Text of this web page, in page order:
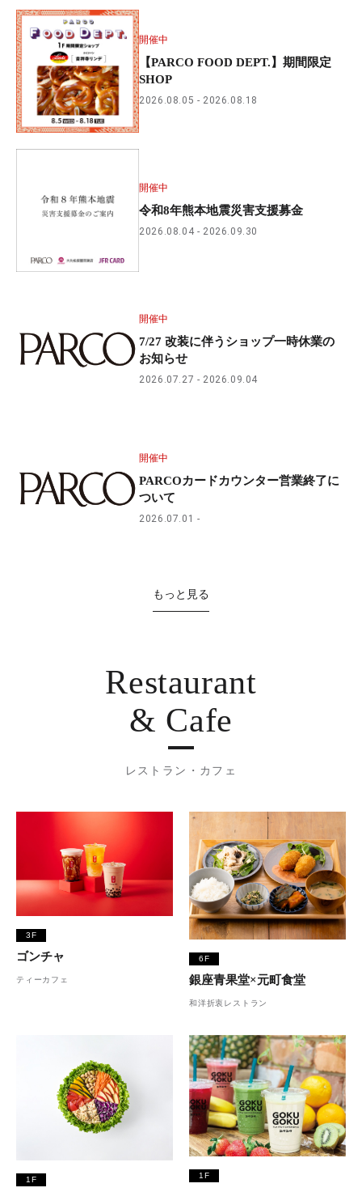
開催中
【PARCO FOOD DEPT.】期間限定
SHOP
2026.08.05 2026.08.18
開催中
令和8年熊本地震災害支援募金
2026.08.04 2026.09.30
開催中
7/27 改装に伴うショップ一時休業の
お知らせ
2026.07.27 2026.09.04
開催中
PARCOカードカウンター営業終了に
ついて
2026.07.01
もっと見る
Restaurant
& Cafe
レストラン・カフェ
3F
ゴンチャ
ティーカフェ
6F
銀座青果堂×元町食堂
和洋折衷レストラン
1F 1F